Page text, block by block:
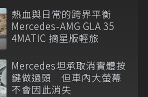
熱血與日常的跨界平衡
Mercedes-AMG GLA 35
4MATIC 摘星版輕旅
Mercedes坦承取消實體按
鍵做過頭 但車內大螢幕
不會因此消失